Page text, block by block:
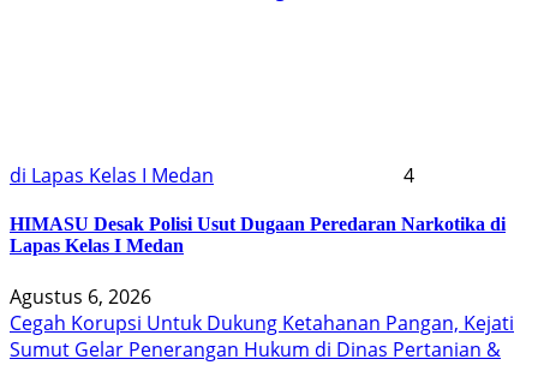
di Lapas Kelas I Medan 4
HIMASU Desak Polisi Usut Dugaan Peredaran Narkotika di
Lapas Kelas I Medan
Agustus 6, 2026
Cegah Korupsi Untuk Dukung Ketahanan Pangan, Kejati
Sumut Gelar Penerangan Hukum di Dinas Pertanian &